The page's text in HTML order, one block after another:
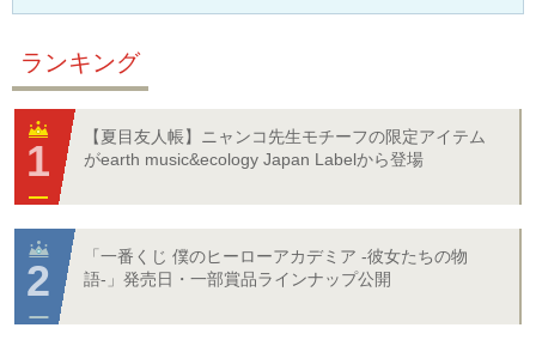
ランキング
【夏目友人帳】ニャンコ先生モチーフの限定アイテム
がearth music&ecology Japan Labelから登場
「一番くじ 僕のヒーローアカデミア -彼女たちの物
語-」発売日・一部賞品ラインナップ公開